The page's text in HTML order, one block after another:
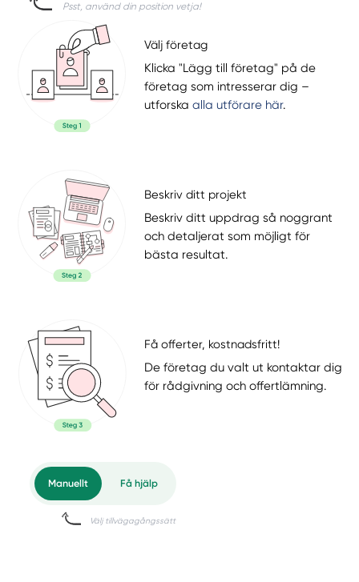
Psst, använd din position vetja!
Välj företag
Klicka "Lägg till företag" på de
företag som intresserar dig –
utforskaalla utförare här.
Beskriv ditt projekt
Beskriv ditt uppdrag så noggrant
och detaljerat som möjligt för
bästa resultat.
Få offerter, kostnadsfritt!
De företag du valt ut kontaktar dig
för rådgivning och offertlämning.